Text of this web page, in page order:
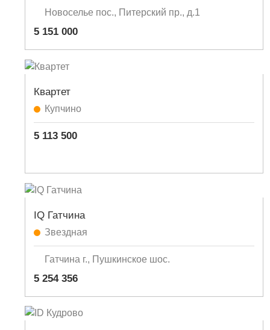
Новоселье пос., Питерский пр., д.1
5 151 000
Квартет
Купчино
5 113 500
IQ Гатчина
Звездная
Гатчина г., Пушкинское шос.
5 254 356